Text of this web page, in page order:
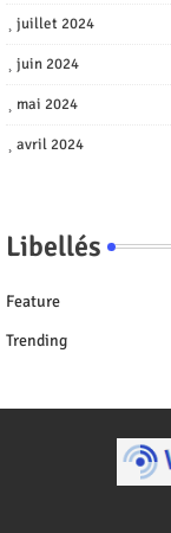
juillet 2024
juin 2024
mai 2024
avril 2024
Libellés
Feature
Trending